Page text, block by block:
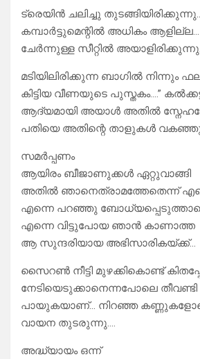
ട്രെയിൻ ചലിച്ചു
കമ്പാർട്ടുമെന്റിൽ അധികം
ചേർന്നുള്ള സീറ്റിൽ
മടിയിലിരിക്കുന്ന ബാഗിൽ നിന്നും
കിട്ടിയ വീണയുടെ പുസ്തകം….”
ആദ്യമായി അയാൾ അതിൽ
പതിയെ അതിന്റെ താളുകൾ വകഞ്ഞു
സമർപ്പണം
ആയിരം ബീജാണുക്കൾ ഏറ്റുവാങ്ങി
അതിൽ ഞാനെത്രാമത്തേതെന്ന്
എന്നെ പറഞ്ഞു
എന്നെ വിട്ടുപോയ ഞാൻ കാണാത്ത
ആ സുന്ദരിയായ അഭിസാരികയ്ക്ക്…
സൈറൺ നീട്ടി മുഴക്കികൊണ്ട്
നേടിയെടുക്കാനെന്നപോലെ
പായുകയാണ്… നിറഞ്ഞ
വായന തുടരുന്നു….
അദ്ധ്യായം ഒന്ന്